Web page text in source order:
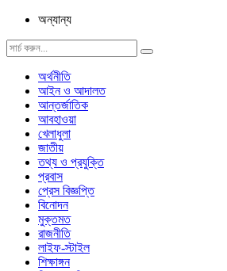
অন্যান্য
অর্থনীতি
আইন ও আদালত
আন্তর্জাতিক
আবহাওয়া
খেলাধুলা
জাতীয়
তথ্য ও প্রযুক্তি
প্রবাস
প্রেস বিজ্ঞপ্তি
বিনোদন
মুক্তমত
রাজনীতি
লাইফ-স্টাইল
শিক্ষাঙ্গন